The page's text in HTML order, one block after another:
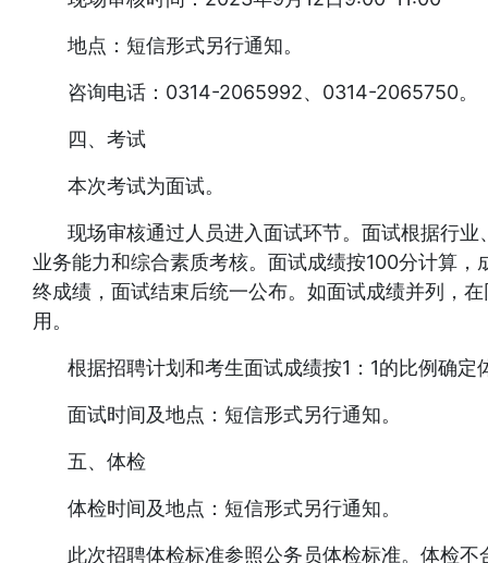
地点：短信形式另行通知。
咨询电话：0314-2065992、0314-2065750。
四、考试
本次考试为面试。
现场审核通过人员进入面试环节。面试根据行
业务能力和综合素质考核。面试成绩按100分计算
终成绩，面试结束后统一公布。如面试成绩并列，
用。
根据招聘计划和考生面试成绩按1：1的比例确定
面试时间及地点：短信形式另行通知。
五、体检
体检时间及地点：短信形式另行通知。
此次招聘体检标准参照公务员体检标准。体检